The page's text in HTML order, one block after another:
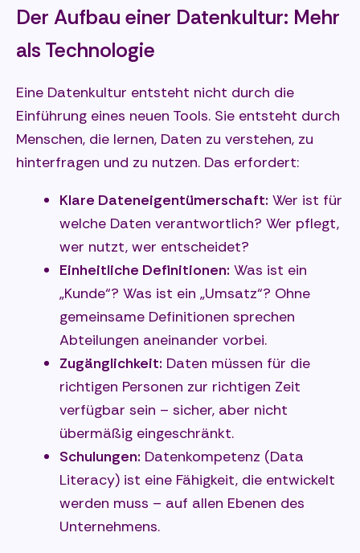
Der Aufbau einer Datenkultur: Mehr
als Technologie
Eine Datenkultur entsteht nicht durch die
Einführung eines neuen Tools. Sie entsteht durch
Menschen, die lernen, Daten zu verstehen, zu
hinterfragen und zu nutzen. Das erfordert:
Klare Dateneigentümerschaft: Wer ist für
welche Daten verantwortlich? Wer pflegt,
wer nutzt, wer entscheidet?
Einheitliche Definitionen: Was ist ein
„Kunde“? Was ist ein „Umsatz“? Ohne
gemeinsame Definitionen sprechen
Abteilungen aneinander vorbei.
Zugänglichkeit: Daten müssen für die
richtigen Personen zur richtigen Zeit
verfügbar sein – sicher, aber nicht
übermäßig eingeschränkt.
Schulungen: Datenkompetenz (Data
Literacy) ist eine Fähigkeit, die entwickelt
werden muss – auf allen Ebenen des
Unternehmens.